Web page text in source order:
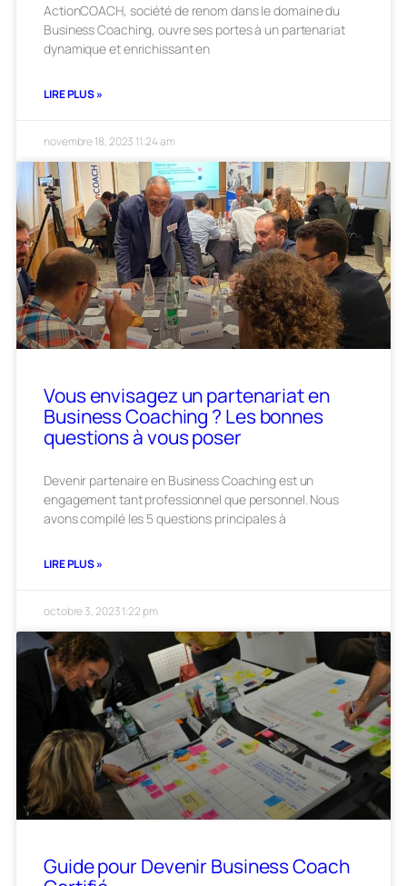
ActionCOACH, société de renom dans le domaine du
Business Coaching, ouvre ses portes à un partenariat
dynamique et enrichissant en
LIRE PLUS »
novembre 18, 2023 11:24 am
Vous envisagez un partenariat en
Business Coaching ? Les bonnes
questions à vous poser
Devenir partenaire en Business Coaching est un
engagement tant professionnel que personnel. Nous
avons compilé les 5 questions principales à
LIRE PLUS »
octobre 3, 20231:22 pm
Guide pour Devenir Business Coach